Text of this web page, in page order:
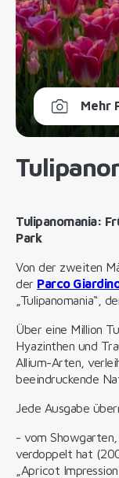
Mehr
Tulipanomania:
Park
Von der zweiten
der Parco
„Tulipanomania“,
Über eine Million
Hyazinthen und
Allium-Arten,
beeindruckende
Jede Ausgabe
- vom
verdoppelt hat
„Apricot